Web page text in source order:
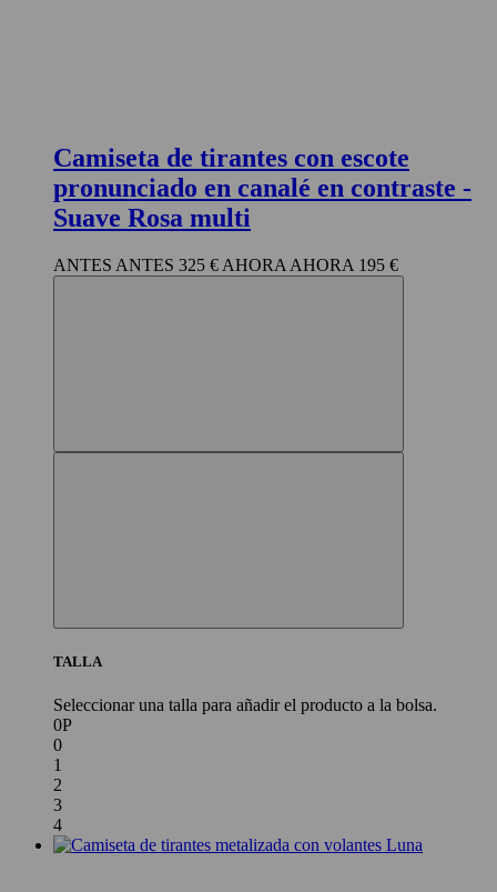
Camiseta de tirantes con escote
pronunciado en canalé en contraste -
Suave Rosa multi
325 € 195 €
TALLA
Seleccionar una talla para añadir el producto a la bolsa.
0P
0
1
2
3
4